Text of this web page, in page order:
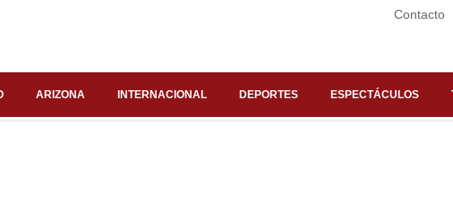
Contacto
ARIZONA INTERNACIONAL DEPORTES ESPECTÁCULOS